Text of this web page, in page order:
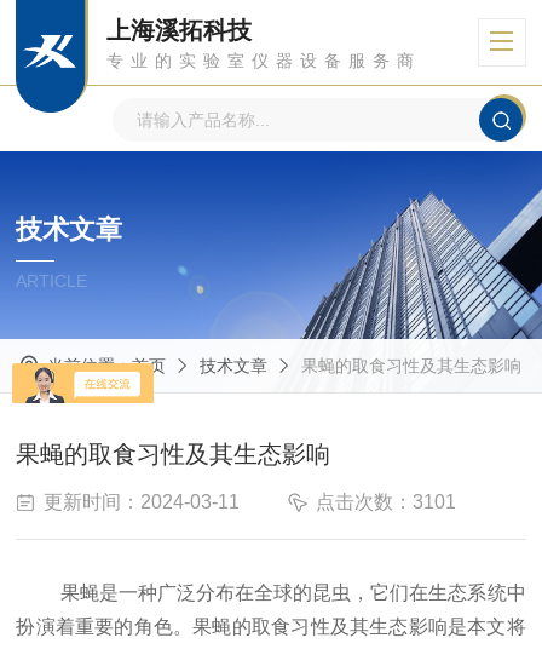
上海溪拓科技
专业的实验室仪器设备服务商
技术文章
ARTICLE
当前位置：首页 技术文章 果蝇的取食习性及其生态影响
果蝇的取食习性及其生态影响
更新时间：2024-03-11 点击次数：3101
果蝇是一种广泛分布在全球的昆虫，它们在生态系统中
扮演着重要的角色。果蝇的取食习性及其生态影响是本文将